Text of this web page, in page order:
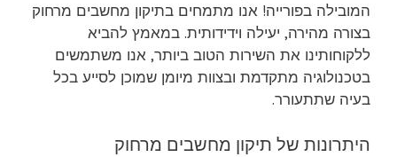
המובילה בפורייה! אנו מתמחים בתיקון מחשבים מרחוק
בצורה מהירה, יעילה וידידותית. במאמץ להביא
ללקוחותינו את השירות הטוב ביותר, אנו משתמשים
בטכנולוגיה מתקדמת ובצוות מיומן שמוכן לסייע בכל
בעיה שתתעורר.
היתרונות של תיקון מחשבים מרחוק